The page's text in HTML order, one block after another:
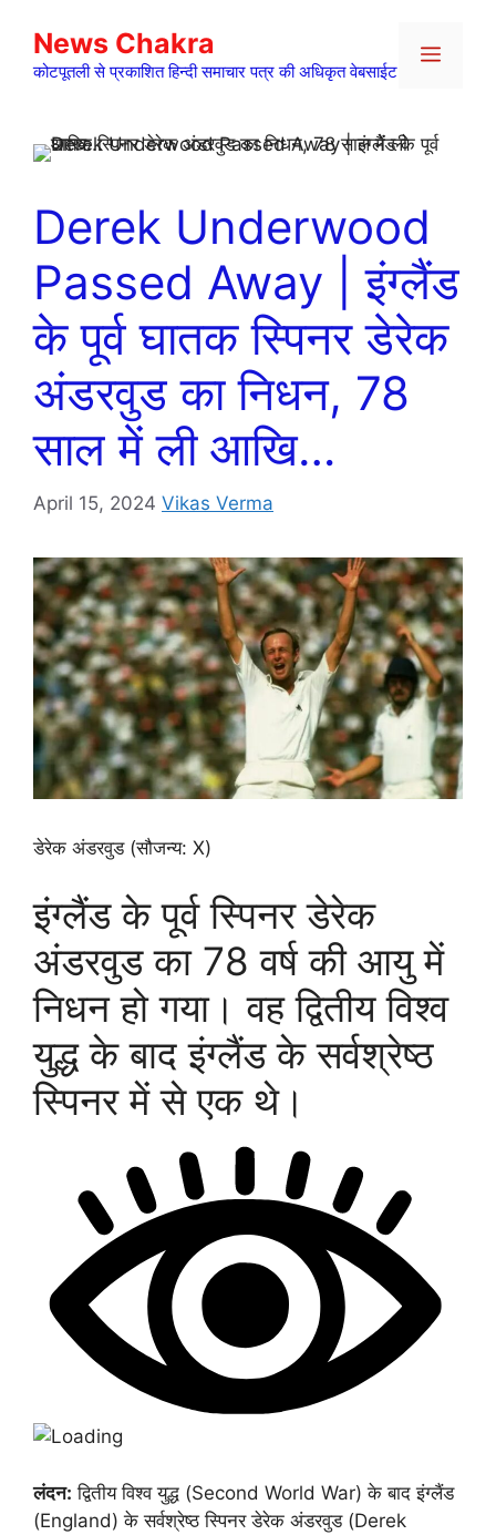
content
News Chakra
कोटपूतली से प्रकाशित हिन्दी समाचार पत्र की अधिकृत वेबसाईट
Menu
Derek Underwood
Passed Away | इंग्लैंड
के पूर्व घातक स्पिनर डेरेक
अंडरवुड का निधन, 78
साल में ली आखि…
April 15, 2024 Vikas Verma
डेरेक अंडरवुड (सौजन्य: X)
इंग्लैंड के पूर्व स्पिनर डेरेक
अंडरवुड का 78 वर्ष की आयु में
निधन हो गया। वह द्वितीय विश्व
युद्ध के बाद इंग्लैंड के सर्वश्रेष्ठ
स्पिनर में से एक थे।
लंदन: द्वितीय विश्व युद्ध (Second World War) के बाद इंग्लैंड
(England) के सर्वश्रेष्ठ स्पिनर डेरेक अंडरवुड (Derek